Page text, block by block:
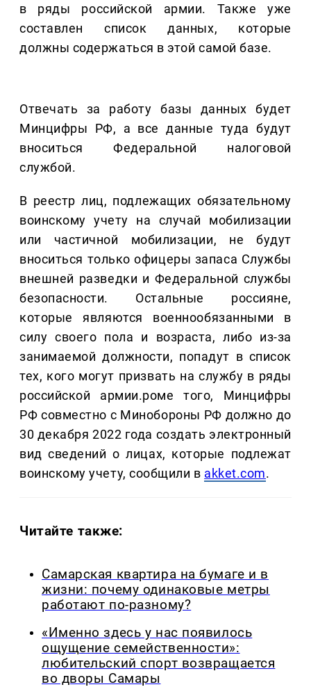
в ряды российской армии. Также уже
составлен список данных, которые
должны содержаться в этой самой базе.
Отвечать за работу базы данных будет
Минцифры РФ, а все данные туда будут
вноситься Федеральной налоговой
службой.
В реестр лиц, подлежащих обязательному
воинскому учету на случай мобилизации
или частичной мобилизации, не будут
вноситься только офицеры запаса Службы
внешней разведки и Федеральной службы
безопасности. Остальные россияне,
которые являются военнообязанными в
силу своего пола и возраста, либо из-за
занимаемой должности, попадут в список
тех, кого могут призвать на службу в ряды
российской армии.роме того, Минцифры
РФ совместно с Минобороны РФ должно до
30 декабря 2022 года создать электронный
вид сведений о лицах, которые подлежат
воинскому учету, сообщили в akket.com.
Читайте также:
Самарская квартира на бумаге и в
жизни: почему одинаковые метры
работают по-разному?
«Именно здесь у нас появилось
ощущение семейственности»:
любительский спорт возвращается
во дворы Самары